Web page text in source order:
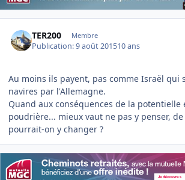
TER200 Membre
Publication:9 août 201510 ans
Au moins ils payent, pas comme Israël qui
navires par l'Allemagne.
Quand aux conséquences de la potentielle
poudrière... mieux vaut ne pas y penser,
pourrait-on y changer ?